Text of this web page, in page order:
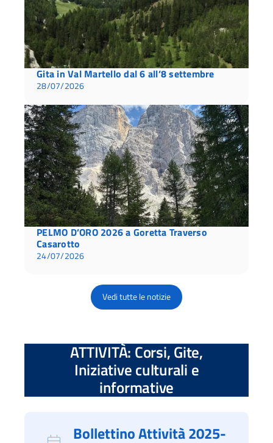
Gita in Val Martello dal 6 all’8 settembre
28/07/2026
PELMO D’ORO 2026 a Goretta Traverso
Casarotto
24/07/2026
Vedi tutte le notizie
ATTIVITÀ: Corsi, Gite,
Iniziative culturali e
informative
Bollettino Attività 2025-